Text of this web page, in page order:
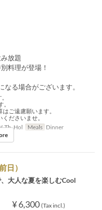
放題
料理が登場！
る場合がございます。
ご遠慮願います。
ださいませ。
Th, Hol Meals Dinner
日）
大人な夏を楽しむCool
¥ 6,300 (Tax incl.)